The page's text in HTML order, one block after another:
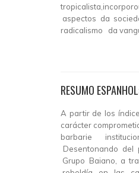
aspectos da
radicalismo da
RESUMO
A partir de los
carácter
barbarie
Desentonando
Grupo Baiano, a